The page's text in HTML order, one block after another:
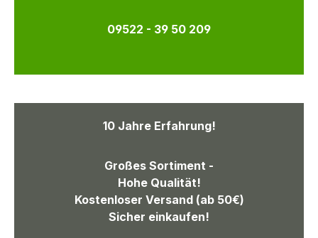
09522 - 39 50 209
10 Jahre Erfahrung!
Großes Sortiment -
Hohe Qualität!
Kostenloser Versand (ab 50€)
Sicher einkaufen!